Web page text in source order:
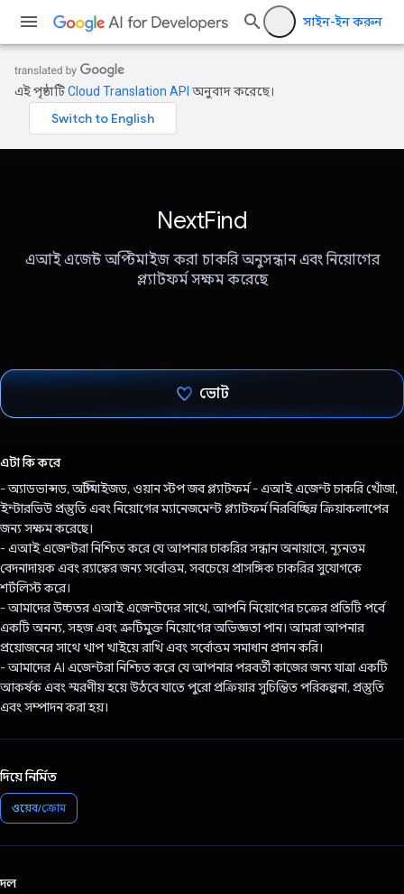
সাইন-ইন করুন
এই পৃষ্ঠাটিCloud Translation API অনুবাদ করেছে।
NextFind
এআই এজেন্ট অপ্টিমাইজ করা চাকরি অনুসন্ধান এবং নিয়োগের
প্ল্যাটফর্ম সক্ষম করেছে
ভোট
এটা কি করে
- অ্যাডভান্সড, অপ্টিমাইজড, ওয়ান স্টপ জব প্ল্যাটফর্ম - এআই এজেন্ট চাকরি খোঁজা,
ইন্টারভিউ প্রস্তুতি এবং নিয়োগের ম্যানেজমেন্ট প্ল্যাটফর্ম নিরবিচ্ছিন্ন ক্রিয়াকলাপের
জন্য সক্ষম করেছে।
- এআই এজেন্টরা নিশ্চিত করে যে আপনার চাকরির সন্ধান অনায়াসে, ন্যূনতম
বেদনাদায়ক এবং র‌্যাঙ্কের জন্য সর্বোত্তম, সবচেয়ে প্রাসঙ্গিক চাকরির সুযোগকে
শর্টলিস্ট করে।
- আমাদের উচ্চতর এআই এজেন্টদের সাথে, আপনি নিয়োগের চক্রের প্রতিটি পর্বে
একটি অনন্য, সহজ এবং ত্রুটিমুক্ত নিয়োগের অভিজ্ঞতা পান। আমরা আপনার
প্রয়োজনের সাথে খাপ খাইয়ে রাখি এবং সর্বোত্তম সমাধান প্রদান করি।
- আমাদের AI এজেন্টরা নিশ্চিত করে যে আপনার পরবর্তী কাজের জন্য যাত্রা একটি
আকর্ষক এবং স্মরণীয় হয়ে উঠবে যাতে পুরো প্রক্রিয়ার সুচিন্তিত পরিকল্পনা, প্রস্তুতি
এবং সম্পাদন করা হয়।
দিয়ে নির্মিত
ওয়েব/ক্রোম
দল